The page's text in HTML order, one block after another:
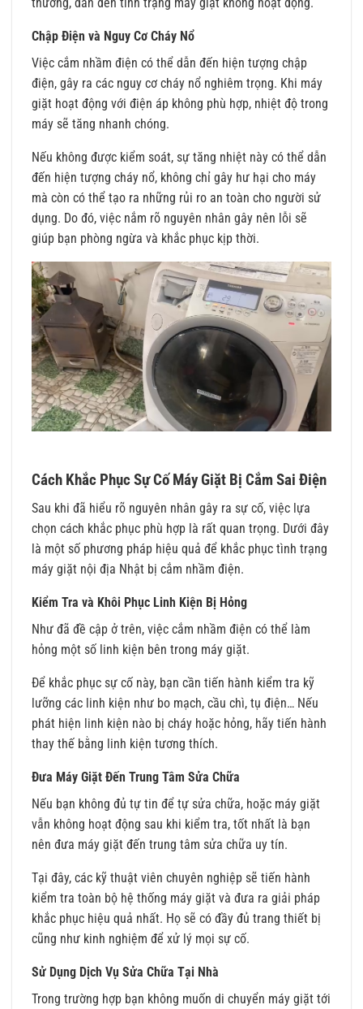
Chập Điện và Nguy Cơ Cháy Nổ
Việc cắm nhầm điện có thể dẫn đến hiện tượng chập
điện, gây ra các nguy cơ cháy nổ nghiêm trọng. Khi máy
giặt hoạt động với điện áp không phù hợp, nhiệt độ trong
máy sẽ tăng nhanh chóng.
Nếu không được kiểm soát, sự tăng nhiệt này có thể dẫn
đến hiện tượng cháy nổ, không chỉ gây hư hại cho máy
mà còn có thể tạo ra những rủi ro an toàn cho người sử
dụng. Do đó, việc nắm rõ nguyên nhân gây nên lỗi sẽ
giúp bạn phòng ngừa và khắc phục kịp thời.
Cách Khắc Phục Sự Cố Máy Giặt Bị Cắm Sai Điện
Sau khi đã hiểu rõ nguyên nhân gây ra sự cố, việc lựa
chọn cách khắc phục phù hợp là rất quan trọng. Dưới đây
là một số phương pháp hiệu quả để khắc phục tình trạng
máy giặt nội địa Nhật bị cắm nhầm điện.
Kiểm Tra và Khôi Phục Linh Kiện Bị Hỏng
Như đã đề cập ở trên, việc cắm nhầm điện có thể làm
hỏng một số linh kiện bên trong máy giặt.
Để khắc phục sự cố này, bạn cần tiến hành kiểm tra kỹ
lưỡng các linh kiện như bo mạch, cầu chì, tụ điện… Nếu
phát hiện linh kiện nào bị cháy hoặc hỏng, hãy tiến hành
thay thế bằng linh kiện tương thích.
Đưa Máy Giặt Đến Trung Tâm Sửa Chữa
Nếu bạn không đủ tự tin để tự sửa chữa, hoặc máy giặt
vẫn không hoạt động sau khi kiểm tra, tốt nhất là bạn
nên đưa máy giặt đến trung tâm sửa chữa uy tín.
Tại đây, các kỹ thuật viên chuyên nghiệp sẽ tiến hành
kiểm tra toàn bộ hệ thống máy giặt và đưa ra giải pháp
khắc phục hiệu quả nhất. Họ sẽ có đầy đủ trang thiết bị
cũng như kinh nghiệm để xử lý mọi sự cố.
Sử Dụng Dịch Vụ Sửa Chữa Tại Nhà
Trong trường hợp bạn không muốn di chuyển máy giặt tới